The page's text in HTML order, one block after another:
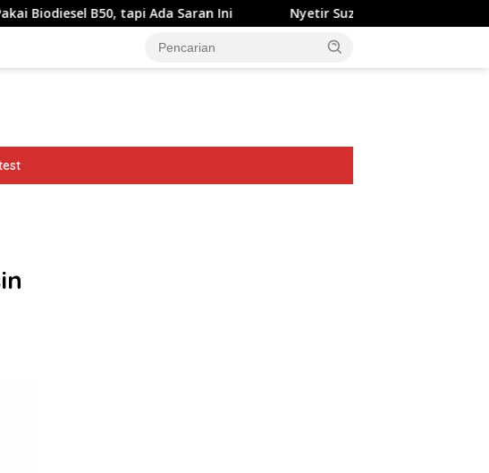
tapi Ada Saran Ini Nyetir Suzuki XL7 Facelift Kini Lebih Damai